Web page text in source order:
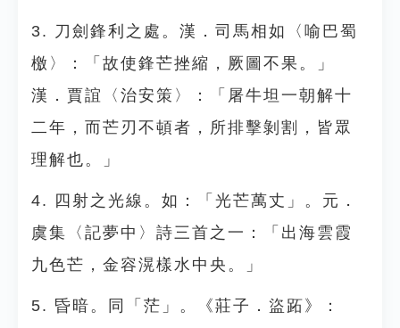
3. 刀劍鋒利之處。漢．司馬相如〈喻巴蜀
檄〉：「故使鋒芒挫縮，厥圖不果。」
漢．賈誼〈治安策〉：「屠牛坦一朝解十
二年，而芒刃不頓者，所排擊剝割，皆眾
理解也。」
4. 四射之光線。如：「光芒萬丈」。元．
虞集〈記夢中〉詩三首之一：「出海雲霞
九色芒，金容滉樣水中央。」
5. 昏暗。同「茫」。《莊子．盜跖》：